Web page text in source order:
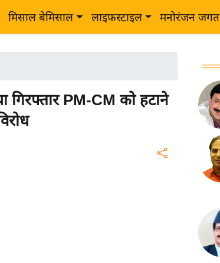
मिसाल बेमिसाल लाइफस्टाइल मनोरंजन जगत
PM-CM को हटाने